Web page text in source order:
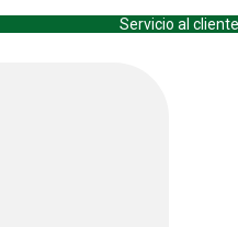
Servicio al